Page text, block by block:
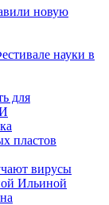
новую
науки в
для
пластов
вирусы
Ильиной